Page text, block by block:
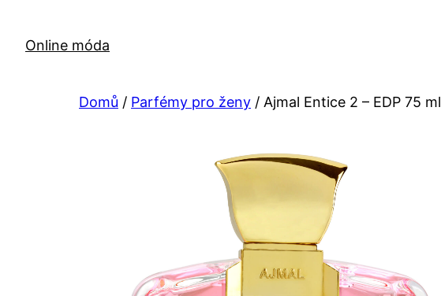
obsah
Online móda
Domů / Parfémy pro ženy / Ajmal Entice 2 – EDP 75 ml